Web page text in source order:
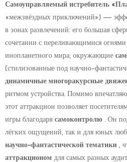
Самоуправляемый истребитель
«межзвёздных приключений») —
в зонах развлечений: его большая
сочетании с переливающимися огнями
инопланетного мира; окружающие
(стилизованные под научно-
динамичные многоракурсные
ритмом устройства. Помимо
этот аттракцион позволяет
игры благодаря самоконтролю . Он
лёгких ощущений, так и для юных
научно-фантастической тематики ,
аттракционом для самых разных